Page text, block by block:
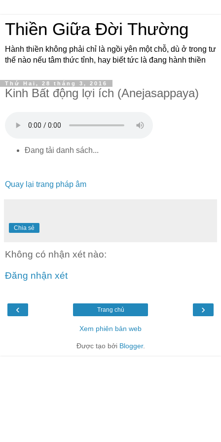
Thiền Giữa Đời Thường
Hành thiền không phải chỉ là ngồi yên một chỗ, dù ở trong tư
thế nào nếu tâm thức tỉnh, hay biết tức là đang hành thiền
Thứ Hai, 28 tháng 3, 2016
Kinh Bất động lợi ích (Anejasappaya)
Đang tải danh sách...
Quay lại trang pháp âm
Chia sẻ
Không có nhận xét nào:
Đăng nhận xét
‹ ›
Trang chủ
Xem phiên bản web
Được tạo bởi Blogger.